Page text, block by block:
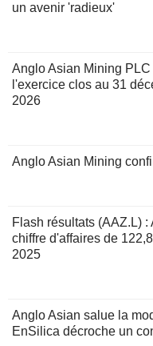
un avenir 'radieux'
Anglo Asian Mining
l'exercice clos au 31
2026
Anglo Asian Mining
Flash résultats (AAZ.L)
chiffre d'affaires de
2025
Anglo Asian salue la
EnSilica décroche un